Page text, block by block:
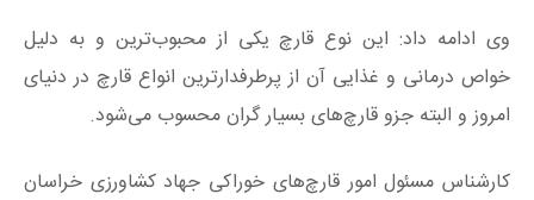
وی ادامه داد: این نوع قارچ یکی از محبوب‌ترین و به دلیل
خواص درمانی و غذایی آن از پرطرفدارترین انواع قارچ در دنیای
امروز و البته جزو قارچ‌های بسیار گران محسوب می‌شود.
کارشناس مسئول امور قارچ‌های خوراکی جهاد کشاورزی خراسان